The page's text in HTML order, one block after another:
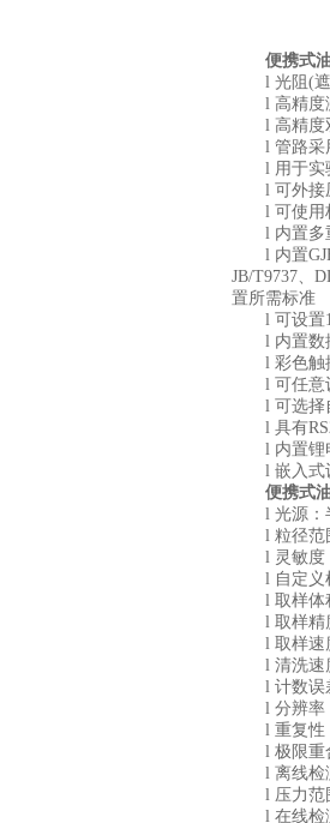
便携式
l 光阻(遮
l 高精度激
l 高精度双
l 管路采用
l 用于实验
l 可外接压
l 可使用标
l 内置多重
l 内置GJB-
JB/T9737、
置所需标准
l 可设置
l 内置数据
l 彩色触摸
l 可任意设
l 可选择自
l 具有
l 内置锂电
l 嵌入式设
便携式
l 光源：
l 粒径范围
l 灵敏度
l 自定义检
l 取样体积
l 取样精
l 取样速
l 清洗速
l 计数误
l 分辨率
l 重复性
l 极限重合
l 离线检测
l 压力范围
l 在线检测